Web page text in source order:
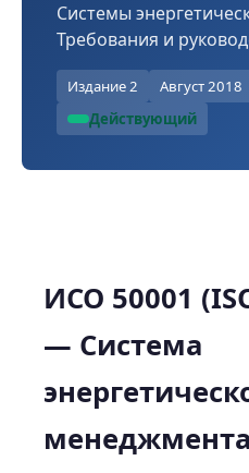
Системы
Требования и
Издание 2 Август 2018
Действующий
ИСО 50001
— Система
менеджмента